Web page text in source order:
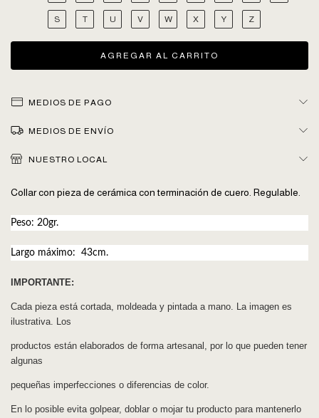
S T U V W X Y Z
MEDIOS DE PAGO
MEDIOS DE ENVÍO
NUESTRO LOCAL
Collar con pieza de cerámica con terminación de cuero. Regulable.
Peso: 20gr.
Largo máximo: 43cm.
IMPORTANTE:
Cada pieza está cortada, moldeada y pintada a mano. La imagen es
ilustrativa. Los
productos están elaborados de forma artesanal, por lo que pueden tener
algunas
pequeñas imperfecciones o diferencias de color.
En lo posible evita golpear, doblar o mojar tu producto para mantenerlo